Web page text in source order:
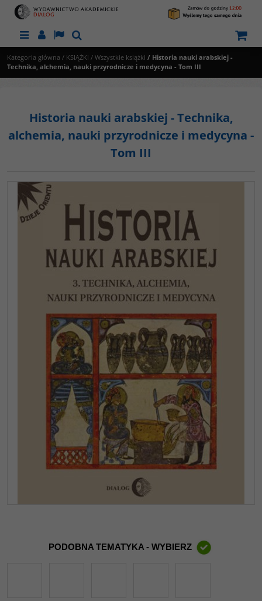
MenuPanelLangSzukaj
Kategoria główna / KSIĄŻKI / Wszystkie książki / Historia nauki arabskiej -
Technika, alchemia, nauki przyrodnicze i medycyna - Tom III
Historia nauki arabskiej - Technika,
alchemia, nauki przyrodnicze i medycyna -
Tom III
PODOBNA TEMATYKA - WYBIERZ